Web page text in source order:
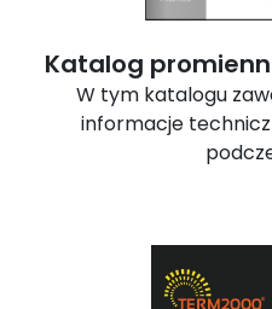
Katalog
W tym katalogu
informacje